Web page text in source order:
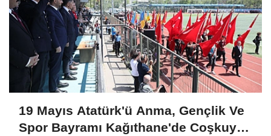
19 Mayıs Atatürk'ü Anma, Gençlik Ve
Spor Bayramı Kağıthane'de Coşkuyla